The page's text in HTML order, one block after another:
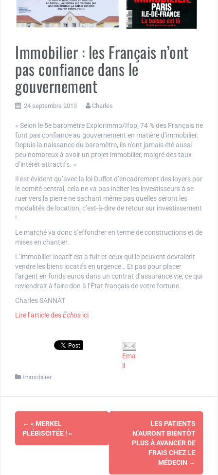
Immobilier : les Français n’ont
pas confiance dans le
gouvernement
24 septembre 2013 Charles
« Selon le 5e baromètre Explorimmo/Ifop, 74 % des Français ne
font pas confiance au gouvernement en matière d’immobilier.
Depuis la naissance du baromètre, ils n’ont jamais été aussi
peu nombreux à avoir un projet immobilier, malgré des taux
d’intérêt attractifs. »
Il est évident qu’avec la loi Duflot d’encadrement des loyers par
le comité central, cela ne va pas inciter les investisseurs à se
ruer vers la pierre ne sachant même pas quelles seront les
modalités de location, c’est-à-dire de retour sur investissement
!
Le marché va donc s’effondrer en terme de constructions et de
mises en chantier.
L’immobilier locatif est à fuir et ceux qui le peuvent devraient
vendre les biens locatifs en urgence… Et pas pour placer
l’argent en fonds euros dans un contrat d’assurance vie, ce qui
reviendrait à faire don à l’État français de votre fortune.
Charles SANNAT
Lire l’article desÉchos ici
Ema
il
Immobilier
Navigation
d'article
← « MERKEL
PLÉBISCITÉE ! »
LES PATIENTS
N’AURONT BIENTÔT
PLUS À AVANCER DE
FRAIS CHEZ LE
MÉDECIN →